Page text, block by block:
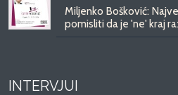
Miljenko Bošković:
pomisliti da je 'ne' kraj
INTERVJUI